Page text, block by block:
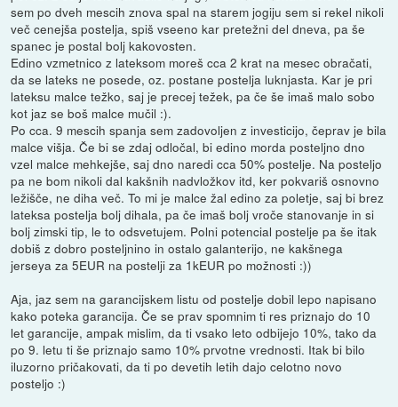
sem po dveh mescih znova spal na starem jogiju sem si rekel nikoli
več cenejša postelja, spiš vseeno kar pretežni del dneva, pa še
spanec je postal bolj kakovosten.
Edino vzmetnico z lateksom moreš cca 2 krat na mesec obračati,
da se lateks ne posede, oz. postane postelja luknjasta. Kar je pri
lateksu malce težko, saj je precej težek, pa če še imaš malo sobo
kot jaz se boš malce mučil :).
Po cca. 9 mescih spanja sem zadovoljen z investicijo, čeprav je bila
malce višja. Če bi se zdaj odločal, bi edino morda posteljno dno
vzel malce mehkejše, saj dno naredi cca 50% postelje. Na posteljo
pa ne bom nikoli dal kakšnih nadvložkov itd, ker pokvariš osnovno
ležišče, ne diha več. To mi je malce žal edino za poletje, saj bi brez
lateksa postelja bolj dihala, pa če imaš bolj vroče stanovanje in si
bolj zimski tip, le to odsvetujem. Polni potencial postelje pa še itak
dobiš z dobro posteljnino in ostalo galanterijo, ne kakšnega
jerseya za 5EUR na postelji za 1kEUR po možnosti :))
Aja, jaz sem na garancijskem listu od postelje dobil lepo napisano
kako poteka garancija. Če se prav spomnim ti res priznajo do 10
let garancije, ampak mislim, da ti vsako leto odbijejo 10%, tako da
po 9. letu ti še priznajo samo 10% prvotne vrednosti. Itak bi bilo
iluzorno pričakovati, da ti po devetih letih dajo celotno novo
posteljo :)